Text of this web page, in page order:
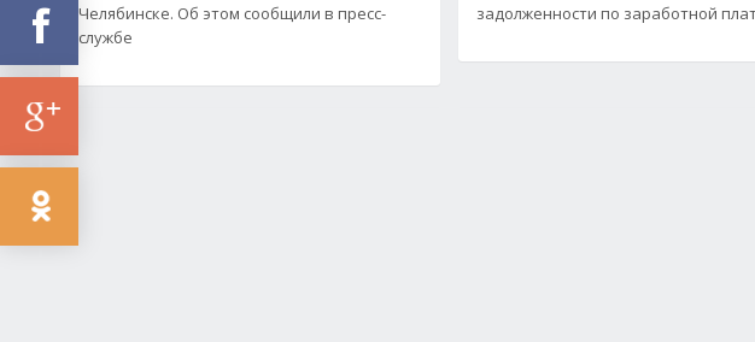
Челябинске. Об этом сообщили в пресс-
службе
задолженности по заработной